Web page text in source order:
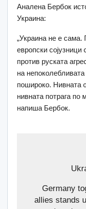
Аналена Бербок
Украина:
„Украина не е сама.
европски сојузници
против руската
на
пошироко. Нивната
нивната потрага по
напиша Бербок.
Germany
allies stands